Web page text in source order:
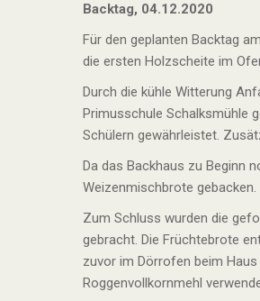
Backtag, 04.12.2020
Für den geplanten Backtag
die ersten Holzscheite im
Durch die kühle Witterung
Primusschule Schalksmühle
Schülern gewährleistet.
Da das Backhaus zu Beginn
Weizenmischbrote gebacken.
Zum Schluss wurden die
gebracht. Die Früchtebrote
zuvor im Dörrofen beim
Roggenvollkornmehl